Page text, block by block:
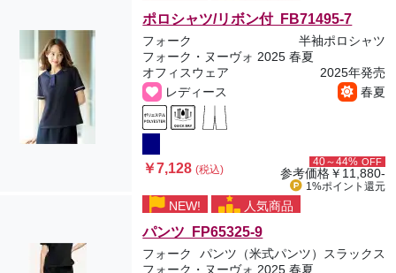
ポロシャツ/リボン付 FB71495-7
フォーク
半袖ポロシャツ
フォーク・ヌーヴォ 2025 春夏
オフィスウェア
2025年発売
レディース
春夏
￥7,128(税込)
40～44% OFF
参考価格￥11,880-
1%ポイント 還元
NEW! 人気商品
パンツ FP65325-9
フォーク
パンツ（米式パンツ）スラックス
フォーク・ヌーヴォ 2025 春夏